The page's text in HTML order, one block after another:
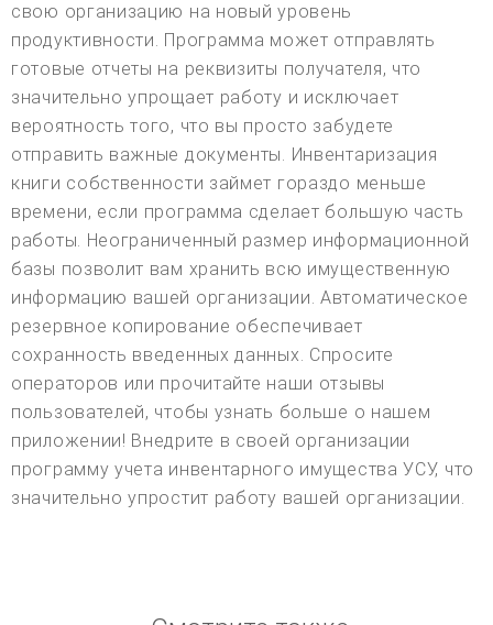
свою организацию на новый уровень
продуктивности. Программа может отправлять
готовые отчеты на реквизиты получателя, что
значительно упрощает работу и исключает
вероятность того, что вы просто забудете
отправить важные документы. Инвентаризация
книги собственности займет гораздо меньше
времени, если программа сделает большую часть
работы. Неограниченный размер информационной
базы позволит вам хранить всю имущественную
информацию вашей организации. Автоматическое
резервное копирование обеспечивает
сохранность введенных данных. Спросите
операторов или прочитайте наши отзывы
пользователей, чтобы узнать больше о нашем
приложении! Внедрите в своей организации
программу учета инвентарного имущества УСУ, что
значительно упростит работу вашей организации.